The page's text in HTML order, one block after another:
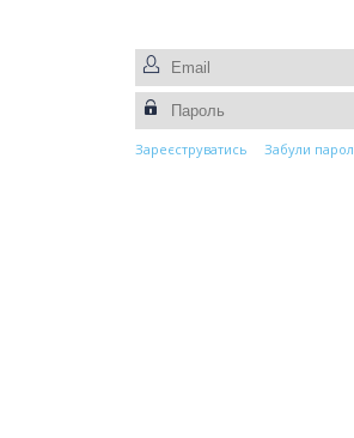
Зареєструватись Забули